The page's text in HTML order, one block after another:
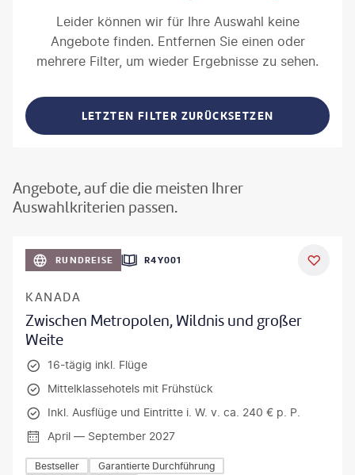
Leider können wir für Ihre Auswahl keine
Angebote finden. Entfernen Sie einen oder
mehrere Filter, um wieder Ergebnisse zu sehen.
LETZTEN FILTER ZURÜCKSETZEN
Angebote, auf die die meisten Ihrer
Auswahlkriterien passen.
RUNDREISE R4Y001
KANADA
Zwischen Metropolen, Wildnis und großer
Weite
16-tägig inkl. Flüge
Mittelklassehotels mit Frühstück
Inkl. Ausflüge und Eintritte i. W. v. ca. 240 € p. P.
April — September 2027
Bestseller
Garantierte Durchführung